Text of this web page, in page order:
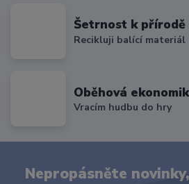
Šetrnost k přírodě
Recikluji balící materiál
Oběhová
Vracím hudbu do hry
Nepropásněte